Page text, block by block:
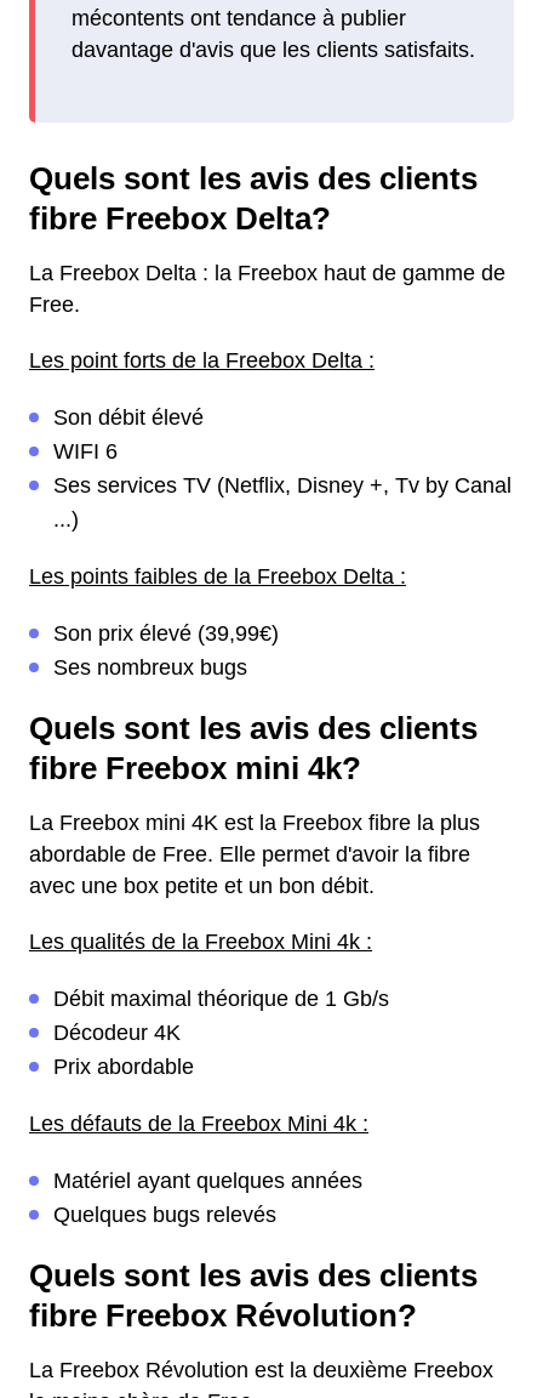
mécontents ont tendance à publier
davantage d'avis que les clients satisfaits.
Quels sont les avis des clients
fibre Freebox Delta?
La Freebox Delta : la Freebox haut de gamme de
Free.
Les point forts de la Freebox Delta :
Son débit élevé
WIFI 6
Ses services TV (Netflix, Disney +, Tv by Canal
...)
Les points faibles de la Freebox Delta :
Son prix élevé (39,99€)
Ses nombreux bugs
Quels sont les avis des clients
fibre Freebox mini 4k?
La Freebox mini 4K est la Freebox fibre la plus
abordable de Free. Elle permet d'avoir la fibre
avec une box petite et un bon débit.
Les qualités de la Freebox Mini 4k :
Débit maximal théorique de 1 Gb/s
Décodeur 4K
Prix abordable
Les défauts de la Freebox Mini 4k :
Matériel ayant quelques années
Quelques bugs relevés
Quels sont les avis des clients
fibre Freebox Révolution?
La Freebox Révolution est la deuxième Freebox